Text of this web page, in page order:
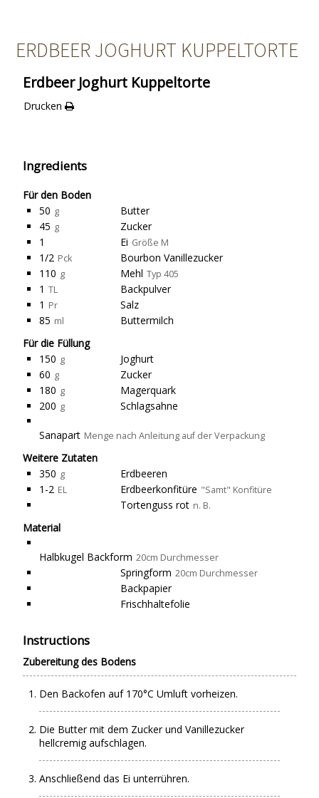
ERDBEER JOGHURT KUPPELTORTE
Erdbeer Joghurt Kuppeltorte
Drucken
Ingredients
Für den Boden
50 g
Butter
45 g
Zucker
1
Ei Größe M
1/2 Pck
Bourbon Vanillezucker
110 g Mehl Typ 405
1 TL
Backpulver
1 Pr
Salz
85 ml
Buttermilch
Für die Füllung
150 g
Joghurt
60 g
Zucker
180 g
Magerquark
200 g Schlagsahne
Sanapart Menge nach Anleitung auf der Verpackung
Weitere Zutaten
350 g
Erdbeeren
1-2 EL Erdbeerkonfitüre "Samt" Konfitüre
Tortenguss rot n. B.
Material
Halbkugel Backform 20cm Durchmesser
Springform 20cm Durchmesser
Backpapier
Frischhaltefolie
Instructions
Zubereitung des Bodens
Den Backofen auf 170°C Umluft vorheizen.
Die Butter mit dem Zucker und Vanillezucker
hellcremig aufschlagen.
Anschließend das Ei unterrühren.